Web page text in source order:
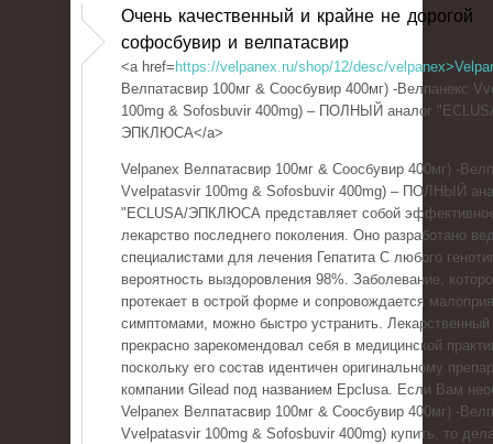
Очень качественный и крайне не дорогой
софосбувир и велпатасвир
<a href= https://velpanex.ru/shop/12/desc/
Велпатасвир 100мг & Соосбувир 400мг) -Велпанекс
100mg & Sofosbuvir 400mg) – ПОЛНЫЙ аналог
ЭПКЛЮСА</a>
Velpanex Велпатасвир 100мг & Соосбувир 400мг) -
Vvelpatasvir 100mg & Sofosbuvir 400mg) – ПОЛНЫЙ
"ECLUSA/ЭПКЛЮСА представляет собой
лекарство последнего поколения. Оно разработано
специалистами для лечения Гепатита С любого
вероятность выздоровления 98%. Заболевание,
протекает в острой форме и сопровождается
симптомами, можно быстро устранить. Лекарственный
прекрасно зарекомендовал себя в медицинской
поскольку его состав идентичен оригинальному
компании Gilead под названием Epclusa. Если Вам
Velpanex Велпатасвир 100мг & Соосбувир 400мг) -
Vvelpatasvir 100mg & Sofosbuvir 400mg) купить, то